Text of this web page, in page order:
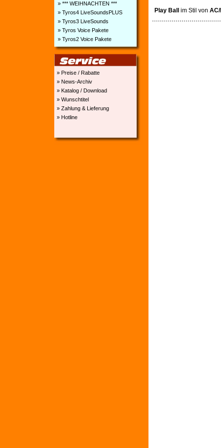
» *** WEIHNACHTEN ***
» Tyros4 LiveSoundsPLUS
» Tyros3 LiveSounds
» Tyros Voice Pakete
» Tyros2 Voice Pakete
» Preise / Rabatte
» News-Archiv
» Katalog / Download
» Wunschtitel
» Zahlung & Lieferung
» Hotline
Play Ball im Stil von